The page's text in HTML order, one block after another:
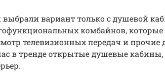
выбрали вариант только с душевой
комбайнов, которые
телевизионных передач и прочие
в тренде открытые душевые